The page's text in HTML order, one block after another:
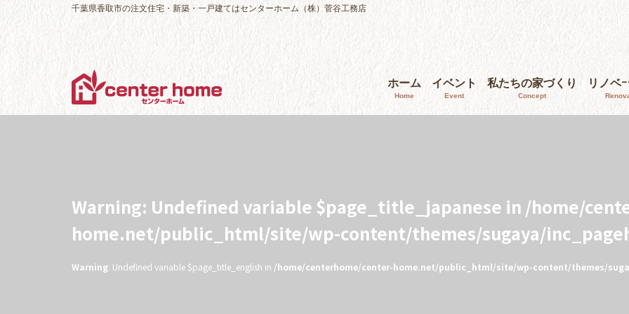
千葉県香取市の注文住宅・新築・一戸建てはセンターホーム（株）菅谷工務店
ホーム
Home
イベント
Event
私たちの家づくり
Concept
リノベ
Warning: Undefined variable $page_title_japanese in /home/
home.net/public_html/site/wp-content/themes/sugaya/
Warning: Undefined variable $page_title_english in /home/centerhome/center-home.net/public_html/site/wp-content/themes/